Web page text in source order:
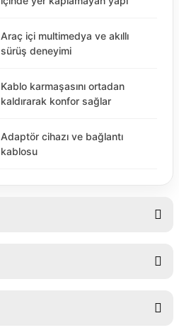
Araç içi multimedya ve akıllı
sürüş deneyimi
Kablo karmaşasını ortadan
kaldırarak konfor sağlar
Adaptör cihazı ve bağlantı
kablosu